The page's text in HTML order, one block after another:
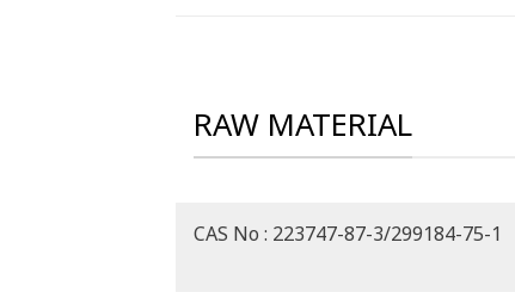
RAW MATERIAL
CAS No : 223747-87-3/299184-75-1